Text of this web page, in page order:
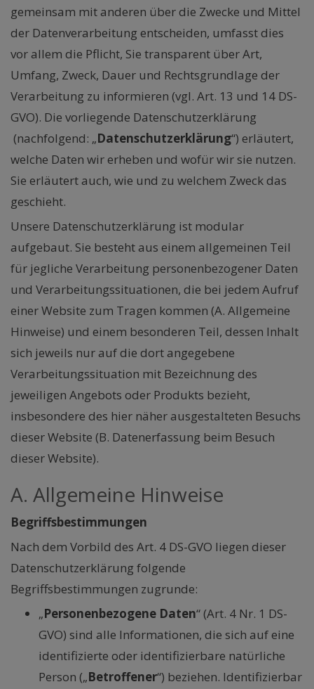
gemeinsam mit anderen über die Zwecke und Mittel
der Datenverarbeitung entscheiden, umfasst dies
vor allem die Pflicht, Sie transparent über Art,
Umfang, Zweck, Dauer und Rechtsgrundlage der
Verarbeitung zu informieren (vgl. Art. 13 und 14 DS-
GVO). Die vorliegende Datenschutzerklärung
(nachfolgend: „Datenschutzerklärung“) erläutert,
welche Daten wir erheben und wofür wir sie nutzen.
Sie erläutert auch, wie und zu welchem Zweck das
geschieht.
Unsere Datenschutzerklärung ist modular
aufgebaut. Sie besteht aus einem allgemeinen Teil
für jegliche Verarbeitung personenbezogener Daten
und Verarbeitungssituationen, die bei jedem Aufruf
einer Website zum Tragen kommen (A. Allgemeine
Hinweise) und einem besonderen Teil, dessen Inhalt
sich jeweils nur auf die dort angegebene
Verarbeitungssituation mit Bezeichnung des
jeweiligen Angebots oder Produkts bezieht,
insbesondere des hier näher ausgestalteten Besuchs
dieser Website (B. Datenerfassung beim Besuch
dieser Website).
A. Allgemeine Hinweise
Begriffsbestimmungen
Nach dem Vorbild des Art. 4 DS-GVO liegen dieser
Datenschutzerklärung folgende
Begriffsbestimmungen zugrunde:
„Personenbezogene Daten“ (Art. 4 Nr. 1 DS-
GVO) sind alle Informationen, die sich auf eine
identifizierte oder identifizierbare natürliche
Person („Betroffener“) beziehen. Identifizierbar